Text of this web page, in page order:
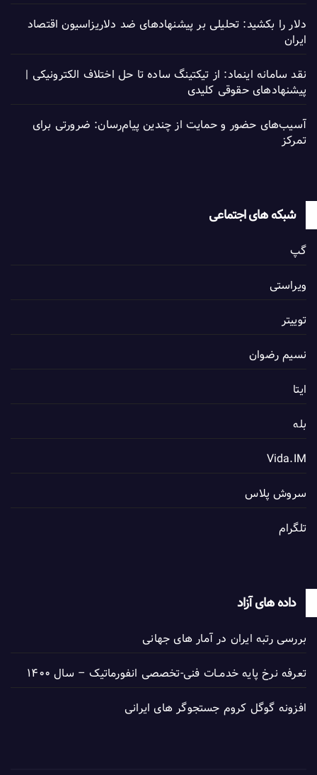
دلار را بکشید: تحلیلی بر پیشنهادهای ضد دلاریزاسیون اقتصاد
ایران
نقد سامانه اینماد: از تیکتینگ ساده تا حل اختلاف الکترونیکی |
پیشنهادهای حقوقی کلیدی
آسیب‌های حضور و حمایت از چندین پیام‌رسان: ضرورتی برای
تمرکز
شبکه های اجتماعی
گپ
ویراستی
توییتر
نسیم رضوان
ایتا
بله
Vida.IM
سروش پلاس
تلگرام
داده های آزاد
بررسی رتبه ایران در آمار های جهانی
تعرفه نرخ پایه خدمــات فنی-تخصصی انفورماتیک – سال ۱۴۰۰
افزونه گوگل کروم جستجوگر های ایرانی